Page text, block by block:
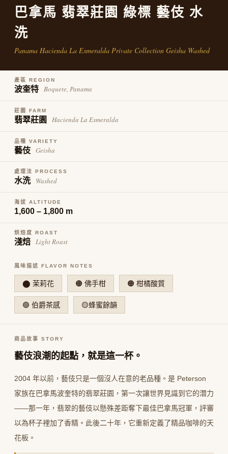
購買商品的店家。未經商家同意取消之訂單仍視為有效，需透過AFTEE先享
後付繳納相關費用。
是否繳費成功／繳費後需取消欲退款等相關疑問，請聯繫「AFTEE先享後付
１．透過由恩沛科技股份有限公司提供之「AFTEE先享後付」服務完成之交
易，需依本服務之必要範圍內提供個人資料，並將交易相關給付款項請求債
權轉讓予恩沛科技股份有限公司。
https://aftee.tw/terms/#terms3
３．未成年的使用者請事先徵得法定代理人或監護人之同意方可使用
「AFTEE先享後付」，若未經同意申辦者引起之損失，本公司不負相關責
任。
４．使用「AFTEE先享後付」時，將依據個別帳號之用戶狀況，依本公司即
時審查核予不同之上限額度；若仍有額度不足之情形，本公司將視審查結果
請求用戶進行身份認證。
５．嚴禁一人註冊多個帳號或使用他人資訊註冊。若發現惡意使用之情形，
恩沛科技股份有限公司將有權停止該用戶之使用額度並採取法律行動。
每筆NT$80，滿NT$800(含以上)免運費
巴拿馬 翡翠莊園 綠標 藝伎 水
洗
Panama Hacienda La Esmeralda Private Collection Geisha Washed
產區 REGION
波奎特 Boquete, Panama
莊園 FARM
翡翠莊園 Hacienda La Esmeralda
品種 VARIETY
藝伎 Geisha
處理法 PROCESS
水洗 Washed
海拔 ALTITUDE
1,600 – 1,800 m
烘焙度 ROAST
淺焙 Light Roast
風味描述 FLAVOR NOTES
⬤ 茉莉花 🟠 佛手柑 🟠 柑橘酸質
🟢 伯爵茶感 🟡蜂蜜餘韻
商品故事 STORY
藝伎浪潮的起點，就是這一杯。
2004 年以前，藝伎只是一個沒人在意的老品種。是 Peterson
家族在巴拿馬波奎特的翡翠莊園，第一次讓世界見識到它的潛力
——那一年，翡翠的藝伎以懸殊差距奪下最佳巴拿馬冠軍，評審
以為杯子裡加了香精。此後二十年，它重新定義了精品咖啡的天
花板。